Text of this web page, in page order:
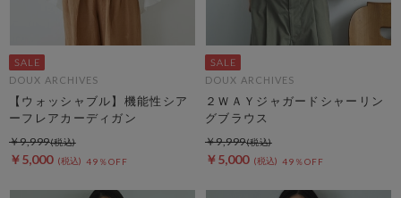
DOUX ARCHIVES
【ウォッシャブル】機能性シア
ーフレアカーディガン
￥5,000 49％OFF
￥9,999
DOUX ARCHIVES
２ＷＡＹジャガードシャーリン
グブラウス
￥5,000 49％OFF
￥9,999